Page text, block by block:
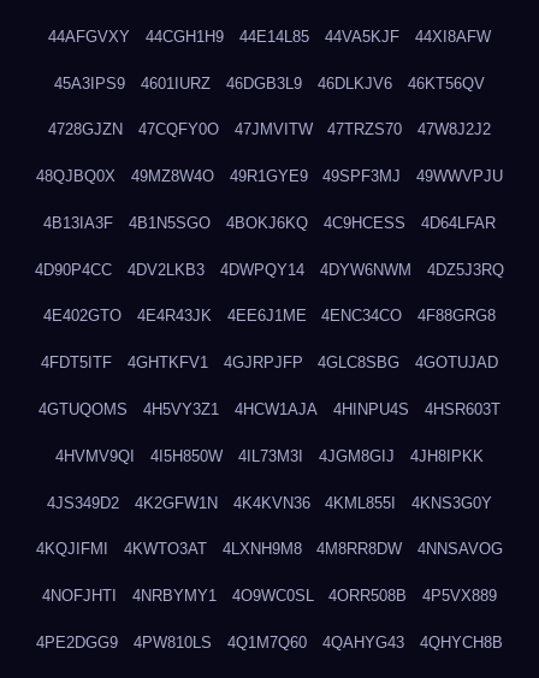
44AFGVXY 44CGH1H9 44E14L85 44VA5KJF 44XI8AFW
45A3IPS9 4601IURZ 46DGB3L9 46DLKJV6 46KT56QV
4728GJZN 47CQFY0O 47JMVITW 47TRZS70 47W8J2J2
48QJBQ0X 49MZ8W4O 49R1GYE9 49SPF3MJ 49WWVPJU
4B13IA3F 4B1N5SGO 4BOKJ6KQ 4C9HCESS 4D64LFAR
4D90P4CC 4DV2LKB3 4DWPQY14 4DYW6NWM 4DZ5J3RQ
4E402GTO 4E4R43JK 4EE6J1ME 4ENC34CO 4F88GRG8
4FDT5ITF 4GHTKFV1 4GJRPJFP 4GLC8SBG 4GOTUJAD
4GTUQOMS 4H5VY3Z1 4HCW1AJA 4HINPU4S 4HSR603T
4HVMV9QI 4I5H850W 4IL73M3I 4JGM8GIJ 4JH8IPKK
4JS349D2 4K2GFW1N 4K4KVN36 4KML855I 4KNS3G0Y
4KQJIFMI 4KWTO3AT 4LXNH9M8 4M8RR8DW 4NNSAVOG
4NOFJHTI 4NRBYMY1 4O9WC0SL 4ORR508B 4P5VX889
4PE2DGG9 4PW810LS 4Q1M7Q60 4QAHYG43 4QHYCH8B